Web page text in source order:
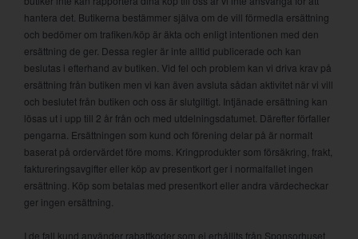
hantera det. Butikerna bestämmer själva om de vill förmedla ersättning
och bedömer om trafiken/köp är äkta och enligt intentionen med den
ersättning de ger. Dessa regler är inte alltid publicerade och kan
beslutas i efterhand av butiken. Vid fel och problem kan vi driva krav på
ersättning från butiken men vi kan även avsluta sådan aktivitet när vi vill
och beslutet från butiken och oss är slutgiltigt. Intjänade ersättning kan
lösas ut i upp till 2 år från och med utdelningsdatumet. Därefter förfaller
pengarna. Ersättningen som kund och förening delar på är normalt
baserat på ordervärdet före moms. Kringprodukter som försäkring, frakt,
faktureringsavgifter eller köp av presentkort ger i normalfallet ingen
ersättning. Köp som betalas med presentkort eller andra värdecheckar
ger ingen ersättning.
I de fall kund använder rabattkoder som ej erhållits från Sponsorhuset